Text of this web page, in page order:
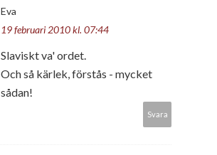
Eva
19 februari 2010 kl. 07:44
Slaviskt va' ordet.
Och så kärlek, förstås - mycket
sådan!
Svara